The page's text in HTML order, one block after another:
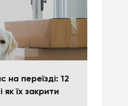
на переїзді: 12
як їх закрити